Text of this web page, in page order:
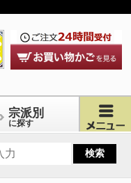
宗派別
に探す